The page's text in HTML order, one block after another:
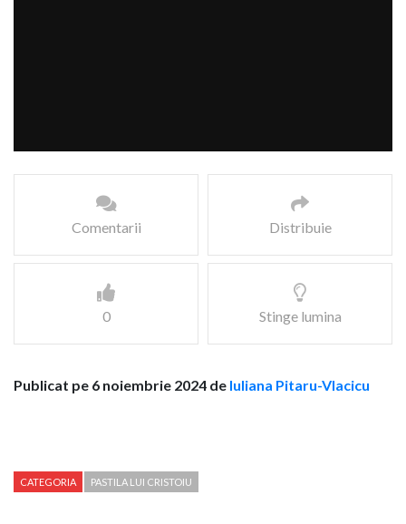
Comentarii Distribuie
0 Stinge lumina
Publicat pe 6 noiembrie 2024 de Iuliana Pitaru-Vlacicu
CATEGORIA PASTILA LUI CRISTOIU